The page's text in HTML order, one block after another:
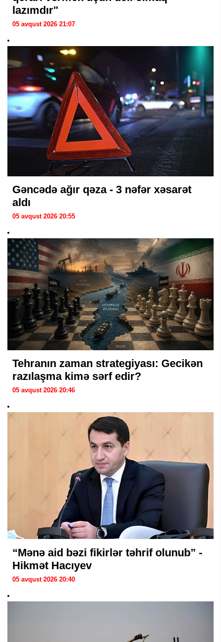
lazımdır"
05 avqust 2026 21:07
Gəncədə ağır qəza - 3 nəfər xəsarət
aldı
05 avqust 2026 20:55
Tehranın zaman strategiyası: Gecikən
razılaşma kimə sərf edir?
05 avqust 2026 20:46
“Mənə aid bəzi fikirlər təhrif olunub” -
Hikmət Hacıyev
05 avqust 2026 20:40